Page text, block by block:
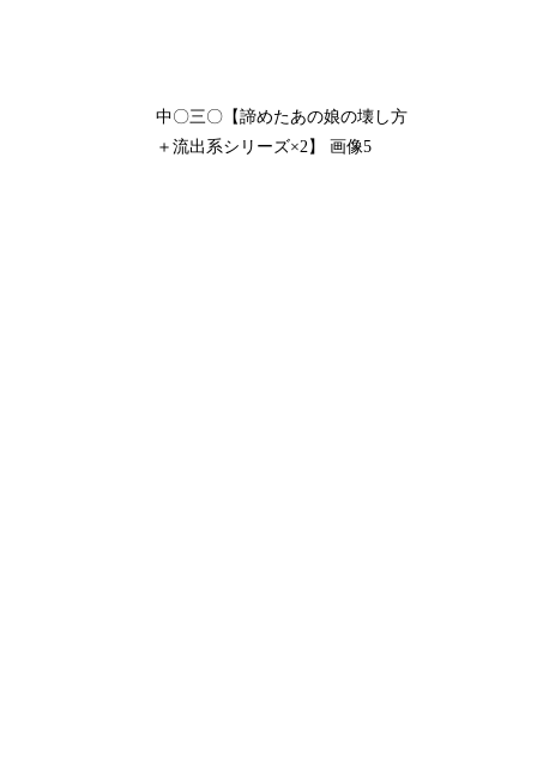
中〇三〇【諦めたあの娘の壊し方
＋流出系シリーズ×2】 画像5